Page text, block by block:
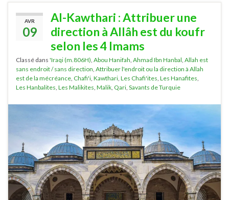
AVR
09
Al-Kawthari : Attribuer une
direction à Allâh est du koufr
selon les 4 Imams
Classé dans 'Iraqi (m.806H), Abou Hanifah, Ahmad Ibn Hanbal, Allah est
sans endroit / sans direction, Attribuer l'endroit ou la direction à Allah
est de la mécréance, Chafi'i, Kawthari, Les Chafi'ites, Les Hanafites,
Les Hanbalites, Les Malikites, Malik, Qari, Savants de Turquie